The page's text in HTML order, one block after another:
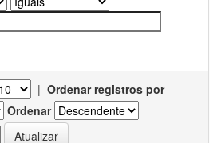
| Ordenar registros por
Ordenar